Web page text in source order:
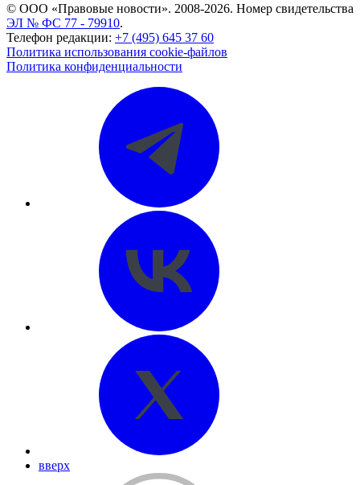
© ООО «Правовые новости». 2008-2026. Номер свидетельства
ЭЛ № ФС 77 - 79910.
Телефон редакции: +7 (495) 645 37 60
Политика использования cookie-файлов
Политика конфиденциальности
вверх